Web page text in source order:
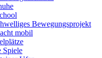
Bewegungsprojekt
mobil
Spiele